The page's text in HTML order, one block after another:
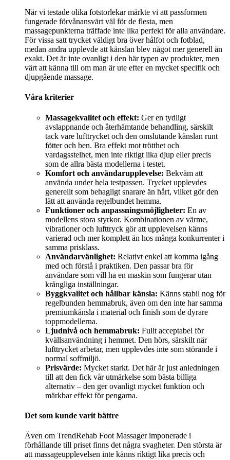
När vi testade olika fotstorlekar märkte vi att passformen
fungerade förvånansvärt väl för de flesta, men
massagepunkterna träffade inte lika perfekt för alla användare.
För vissa satt trycket väldigt bra över hålfot och fotblad,
medan andra upplevde att känslan blev något mer generell än
exakt. Det är inte ovanligt i den här typen av produkter, men
värt att känna till om man är ute efter en mycket specifik och
djupgående massage.
Våra kriterier
Massagekvalitet och effekt: Ger en tydligt
avslappnande och återhämtande behandling, särskilt
tack vare lufttrycket och den omslutande känslan runt
fötter och ben. Bra effekt mot trötthet och
vardagsstelhet, men inte riktigt lika djup eller precis
som de allra bästa modellerna i testet.
Komfort och användarupplevelse: Bekväm att
använda under hela testpassen. Trycket upplevdes
generellt som behagligt snarare än hårt, vilket gör den
lätt att använda regelbundet hemma.
Funktioner och anpassningsmöjligheter: En av
modellens stora styrkor. Kombinationen av värme,
vibrationer och lufttryck gör att upplevelsen känns
varierad och mer komplett än hos många konkurrenter i
samma prisklass.
Användarvänlighet: Relativt enkel att komma igång
med och förstå i praktiken. Den passar bra för
användare som vill ha en maskin som fungerar utan
krångliga inställningar.
Byggkvalitet och hållbar känsla: Känns stabil nog för
regelbunden hemmabruk, även om den inte har samma
premiumkänsla i material och finish som de dyrare
toppmodellerna.
Ljudnivå och hemmabruk: Fullt acceptabel för
kvällsanvändning i hemmet. Den hörs, särskilt när
lufttrycket arbetar, men upplevdes inte som störande i
normal soffmiljö.
Prisvärde: Mycket starkt. Det här är just anledningen
till att den fick vår utmärkelse som bästa billiga
alternativ – den ger ovanligt mycket funktion och
märkbar effekt för pengarna.
Det som kunde varit bättre
Även om TrendRehab Foot Massager imponerade i
förhållande till priset finns det några svagheter. Den största är
att massageupplevelsen inte känns riktigt lika precis och